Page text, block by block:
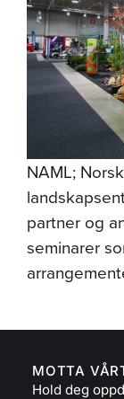
NAML;
partner og
seminarer
MOTTA
Hold deg